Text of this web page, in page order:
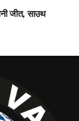
जीत, साउथ